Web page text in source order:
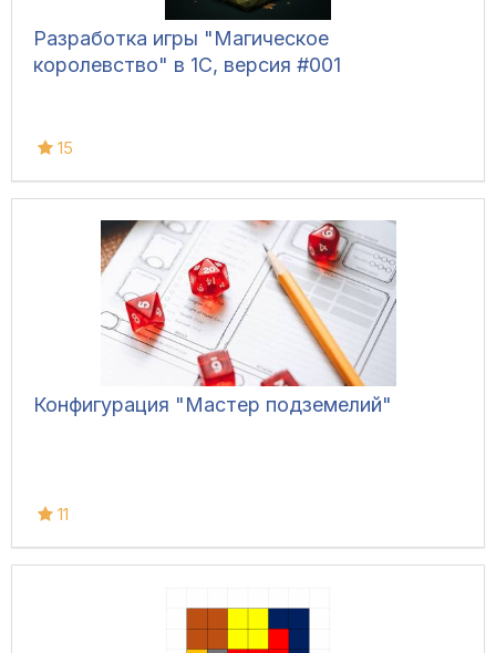
Разработка игры "Магическое
королевство" в 1С, версия #001
15
Конфигурация "Мастер подземелий"
11